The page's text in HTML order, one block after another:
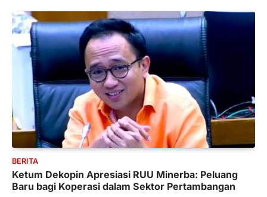
BERITA
Ketum Dekopin Apresiasi RUU Minerba: Peluang
Baru bagi Koperasi dalam Sektor Pertambangan